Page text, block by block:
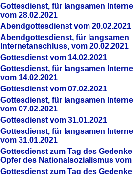
Gottesdienst, für langsamen
vom 28.02.2021
Abendgottesdienst vom 20.02.2021
Abendgottesdienst, für langsamen
Internetanschluss, vom 20.02.2021
Gottesdienst vom 14.02.2021
Gottesdienst, für langsamen
vom 14.02.2021
Gottesdienst vom 07.02.2021
Gottesdienst, für langsamen
vom 07.02.2021
Gottesdienst vom 31.01.2021
Gottesdienst, für langsamen
vom 31.01.2021
Gottesdienst zum Tag des
Opfer des Nationalsozialismus vom
Gottesdienst zum Tag des